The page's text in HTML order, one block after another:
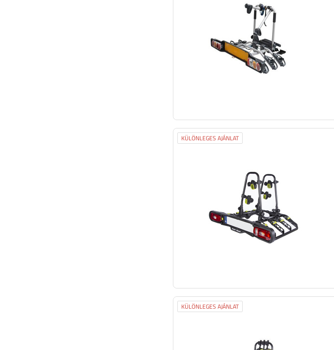
KÜLÖNLEGES AJÁNLAT
KÜLÖNLEGES AJÁNLAT